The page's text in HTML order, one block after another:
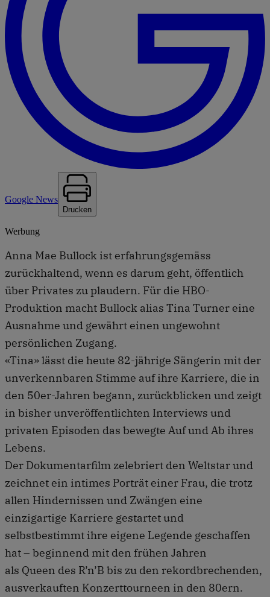
Google News
Drucken
Werbung
Anna Mae Bullock ist erfahrungsgemäss
zurückhaltend, wenn es darum geht, öffentlich
über Privates zu plaudern. Für die HBO-
Produktion macht Bullock alias Tina Turner eine
Ausnahme und gewährt einen ungewohnt
persönlichen Zugang.
«Tina» lässt die heute 82-jährige Sängerin mit der
unverkennbaren Stimme auf ihre Karriere, die in
den 50er-Jahren begann, zurückblicken und zeigt
in bisher unveröffentlichten Interviews und
privaten Episoden das bewegte Auf und Ab ihres
Lebens.
Der Dokumentarfilm zelebriert den Weltstar und
zeichnet ein intimes Porträt einer Frau, die trotz
allen Hindernissen und Zwängen eine
einzigartige Karriere gestartet und
selbstbestimmt ihre eigene Legende geschaffen
hat – beginnend mit den frühen Jahren
als Queen des R’n’B bis zu den rekordbrechenden,
ausverkauften Konzerttourneen in den 80ern.